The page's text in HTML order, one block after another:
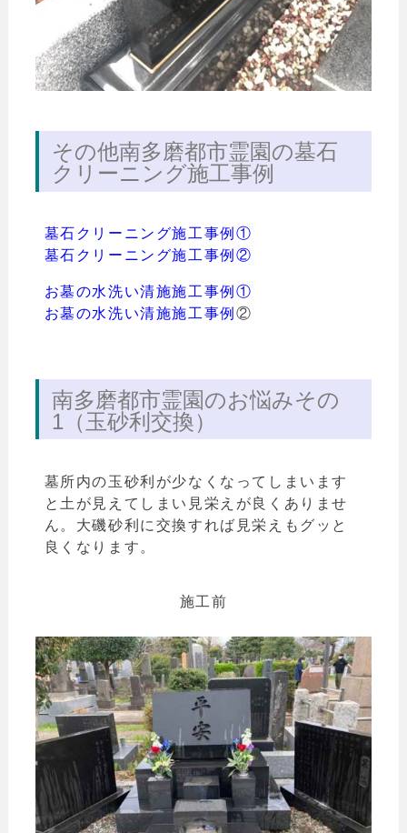
その他南多磨都市霊園の墓石
クリーニング施工事例
墓石クリーニング施工事例①
墓石クリーニング施工事例②
お墓の水洗い清施施工事例①
お墓の水洗い清施施工事例 ②
南多磨都市霊園のお悩みその
1（玉砂利交換）
墓所内の玉砂利が少なくなってしまいます
と土が見えてしまい見栄えが良くありませ
ん。 大磯砂利に交換すれば見栄えもグッと
良くなります。
施工前